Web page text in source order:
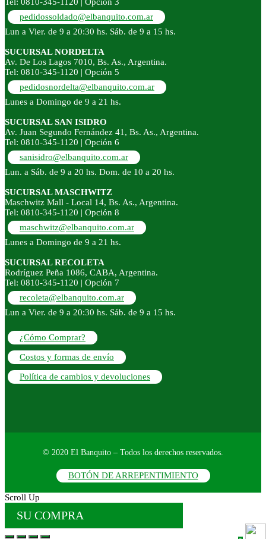
pedidossoldado@elbanquito.com.ar
Lun a Vier. de 9 a 20:30 hs. Sáb. de 9 a 15 hs.
SUCURSAL NORDELTA
Av. De Los Lagos 7010, Bs. As., Argentina.
Tel: 0810-345-1120 | Opción 5
pedidosnordelta@elbanquito.com.ar
Lunes a Domingo de 9 a 21 hs.
SUCURSAL SAN ISIDRO
Av. Juan Segundo Fernández 41, Bs. As., Argentina.
Tel: 0810-345-1120 | Opción 6
sanisidro@elbanquito.com.ar
Lun. a Sáb. de 9 a 20 hs. Dom. de 10 a 20 hs.
SUCURSAL MASCHWITZ
Maschwitz Mall - Local 14, Bs. As., Argentina.
Tel: 0810-345-1120 | Opción 8
maschwitz@elbanquito.com.ar
Lunes a Domingo de 9 a 21 hs.
SUCURSAL RECOLETA
Rodríguez Peña 1086, CABA, Argentina.
Tel: 0810-345-1120 | Opción 7
recoleta@elbanquito.com.ar
Lun a Vier. de 9 a 20:30 hs. Sáb. de 9 a 15 hs.
¿Cómo Comprar?
Costos y formas de envío
Política de cambios y devoluciones
© 2020 El Banquito – Todos los derechos reservados.
BOTÓN DE ARREPENTIMIENTO
Scroll Up
SU COMPRA